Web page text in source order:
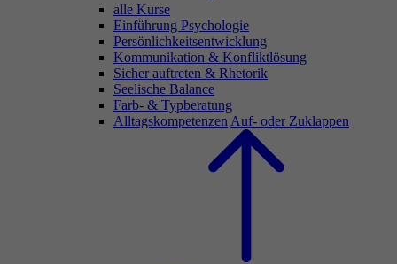
alle Kurse
Einführung Psychologie
Persönlichkeitsentwicklung
Kommunikation & Konfliktlösung
Sicher auftreten & Rhetorik
Seelische Balance
Farb- & Typberatung
Alltagskompetenzen Auf- oder Zuklappen